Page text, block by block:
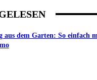
aus dem Garten: So einfach